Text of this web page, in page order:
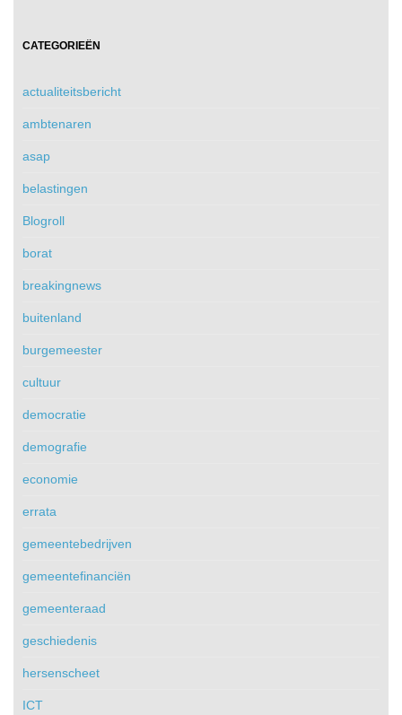
CATEGORIEËN
actualiteitsbericht
ambtenaren
asap
belastingen
Blogroll
borat
breakingnews
buitenland
burgemeester
cultuur
democratie
demografie
economie
errata
gemeentebedrijven
gemeentefinanciën
gemeenteraad
geschiedenis
hersenscheet
ICT